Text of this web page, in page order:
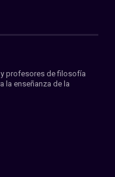
profesores de filosofía
la enseñanza de la